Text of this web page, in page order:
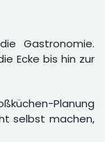
Gastronomie.
Ecke bis hin zur
Planung
selbst machen,